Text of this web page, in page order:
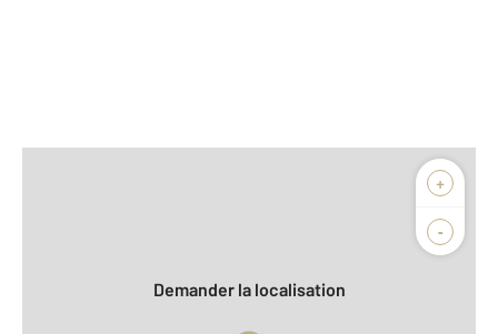
+
-
Biens vendus
Demander la localisation